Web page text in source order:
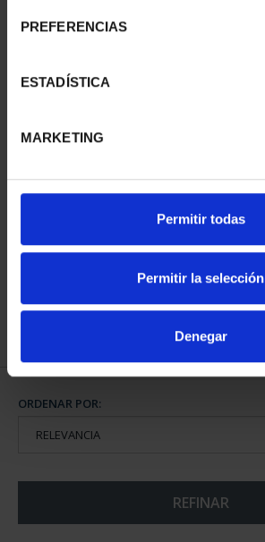
PREFERENCIAS
ESTADÍSTICA
MARKETING
Permitir todas
Permitir la selección
Denegar
CAPITALES ESPAÑOLAS
73,00 €
ORDENAR POR:
REFINAR